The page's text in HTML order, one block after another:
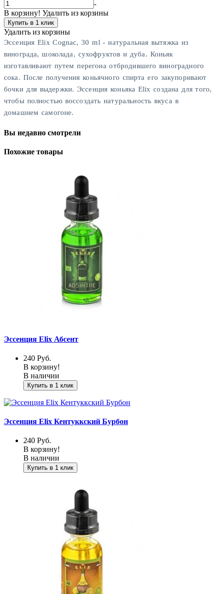
-
В корзину! Удалить из корзины
Купить в 1 клик
Удалить из корзины
Эссенция Elix Cognac, 30 ml - натуральная вытяжка из
винограда, шоколада, сухофруктов и дуба. Коньяк
изготавливают путем перегона отбродившего виноградного
сока. После получения коньячного спирта его закупоривают
бочки для выдержки. Эссенция коньяка Elix создана для того,
чтобы полностью воссоздать натуральность вкуса в
домашнем самогоне.
Вы недавно смотрели
Похожие товары
Эссенция Elix Абсент
240 Руб.
В корзину!
В наличии
Купить в 1 клик
Эссенция Elix Кентуккский Бурбон
240 Руб.
В корзину!
В наличии
Купить в 1 клик